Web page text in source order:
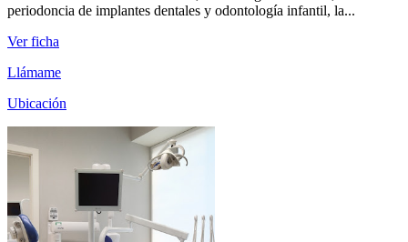
periodoncia de implantes dentales y odontología infantil, la...
Ver ficha
Llámame
Ubicación